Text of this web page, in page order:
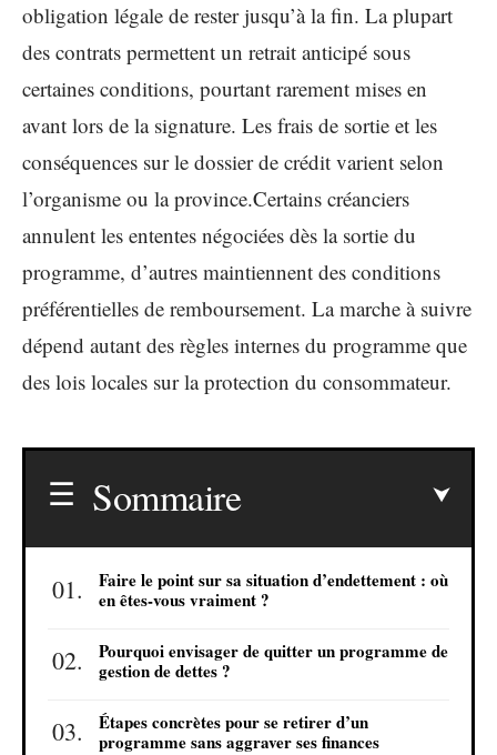
obligation légale de rester jusqu’à la fin. La plupart
des contrats permettent un retrait anticipé sous
certaines conditions, pourtant rarement mises en
avant lors de la signature. Les frais de sortie et les
conséquences sur le dossier de crédit varient selon
l’organisme ou la province.Certains créanciers
annulent les ententes négociées dès la sortie du
programme, d’autres maintiennent des conditions
préférentielles de remboursement. La marche à suivre
dépend autant des règles internes du programme que
des lois locales sur la protection du consommateur.
Sommaire
Faire le point sur sa situation d’endettement : où
en êtes-vous vraiment ?
Pourquoi envisager de quitter un programme de
gestion de dettes ?
Étapes concrètes pour se retirer d’un
programme sans aggraver ses finances